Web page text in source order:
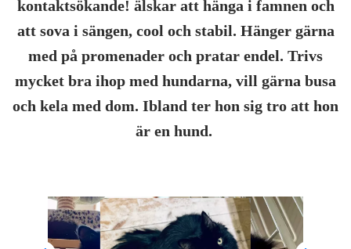
kontaktsökande! älskar att hänga i famnen och
att sova i sängen, cool och stabil. Hänger gärna
med på promenader och pratar endel. Trivs
mycket bra ihop med hundarna, vill gärna busa
och kela med dom. Ibland ter hon sig tro att hon
är en hund.